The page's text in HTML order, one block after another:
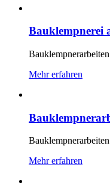
Bauklempnerei
Mehr erfahren
Mehr erfahren